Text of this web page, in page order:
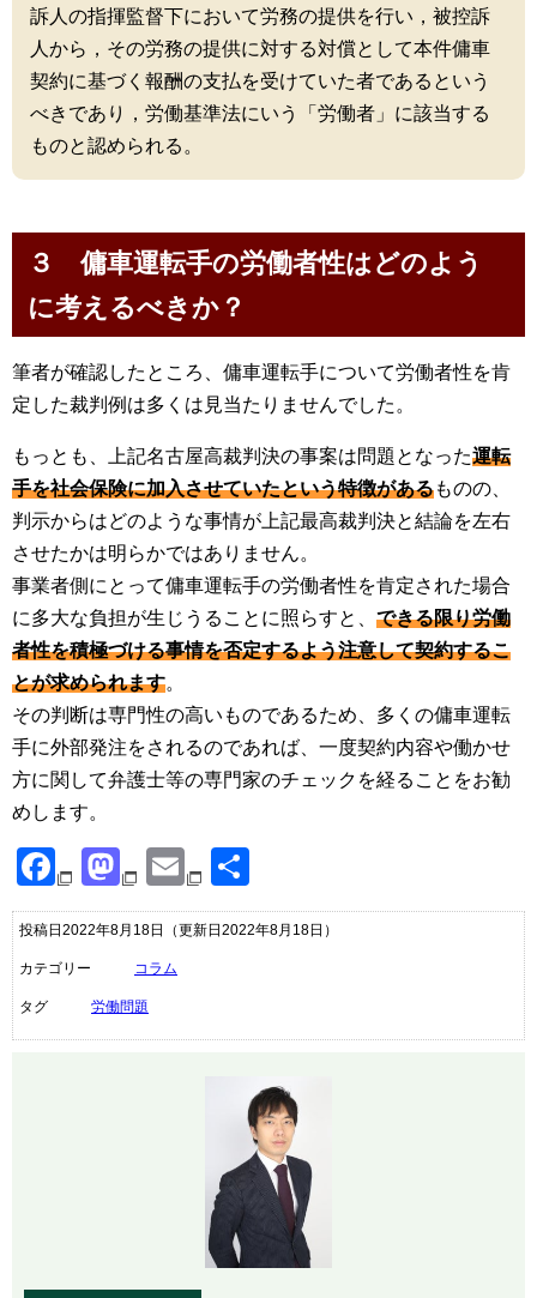
訴人の指揮監督下において労務の提供を行い，被控訴
人から，その労務の提供に対する対償として本件傭車
契約に基づく報酬の支払を受けていた者であるという
べきであり，労働基準法にいう「労働者」に該当する
ものと認められる。
３ 傭車運転手の労働者性はどのよう
に考えるべきか？
筆者が確認したところ、傭車運転手について労働者性を肯
定した裁判例は多くは見当たりませんでした。
もっとも、上記名古屋高裁判決の事案は問題となった運転
手を社会保険に加入させていたという特徴があるものの、
判示からはどのような事情が上記最高裁判決と結論を左右
させたかは明らかではありません。
事業者側にとって傭車運転手の労働者性を肯定された場合
に多大な負担が生じうることに照らすと、 できる限り労働
者性を積極づける事情を否定するよう注意して契約するこ
とが求められます。
その判断は専門性の高いものであるため、多くの傭車運転
手に外部発注をされるのであれば、一度契約内容や働かせ
方に関して弁護士等の専門家のチェックを経ることをお勧
めします。
Facebook
Mastodon
Email
有
投稿日2022年8月18日 （更新日2022年8月18日）
カテゴリー コラム
タグ 労働問題